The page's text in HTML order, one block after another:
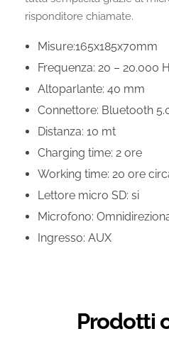
risponditore chiamate.
Misure:165x185x70mm
Frequenza: 20 – 20.000
Altoparlante: 40 mm
Connettore: Bluetooth
Distanza: 10 mt
Charging time: 2 ore
Working time: 20 ore
Lettore micro SD: si
Microfono:
Ingresso: AUX
Prodotti